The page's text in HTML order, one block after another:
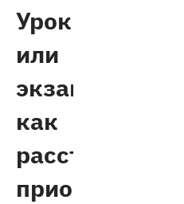
Уроки
или
экзамены:
как
расставить
приоритеты